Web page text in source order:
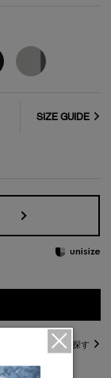
SIZE GUIDE
直営店在庫を探す